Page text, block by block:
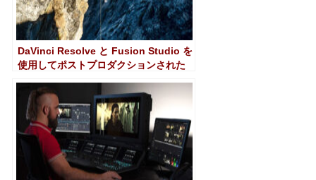
DaVinci Resolve と Fusion Studio を
使用してポストプロダクションされた
Soloist VR」